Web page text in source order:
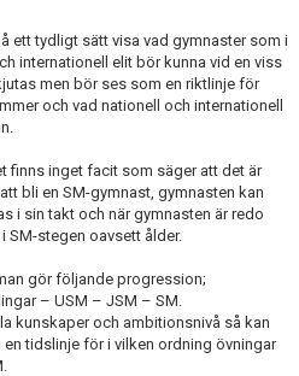
ett tydligt sätt visa vad gymnaster som i
internationell elit bör kunna vid en viss
men bör ses som en riktlinje för
och vad nationell och internationell
finns inget facit som säger att det är
bli en SM-gymnast, gymnasten kan
i sin takt och när gymnasten är redo
SM-stegen oavsett ålder.
gör följande progression;
– USM – JSM – SM.
kunskaper och ambitionsnivå så kan
tidslinje för i vilken ordning övningar